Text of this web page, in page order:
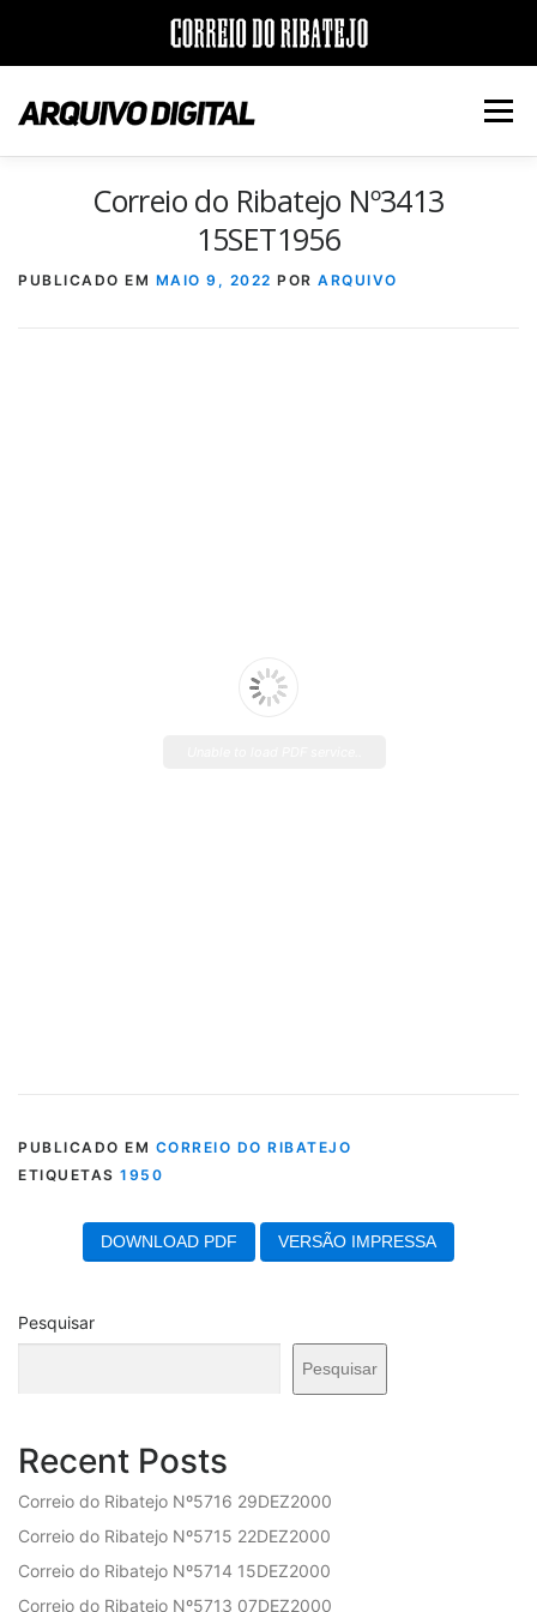
para
conteúdo
Menu
JORNAIS DÉCADAS
VERSÃO PDF E IMPRESSÃO
Correio do Ribatejo Nº3413
15SET1956
PUBLICADO EM MAIO 9, 2022 POR ARQUIVO
PUBLICADO EM CORREIO DO RIBATEJO
ETIQUETAS 1950
DOWNLOAD PDF VERSÃO IMPRESSA
Pesquisar
Pesquisar
Recent Posts
Correio do Ribatejo Nº5716 29DEZ2000
Correio do Ribatejo Nº5715 22DEZ2000
Correio do Ribatejo Nº5714 15DEZ2000
Correio do Ribatejo Nº5713 07DEZ2000